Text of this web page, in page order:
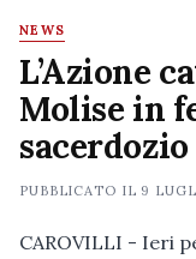
NEWS
L’Azione
Molise in
PUBBLICATO IL 9
CAROVILLI - Ieri